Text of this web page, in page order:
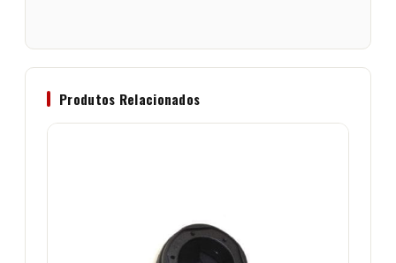
Produtos Relacionados